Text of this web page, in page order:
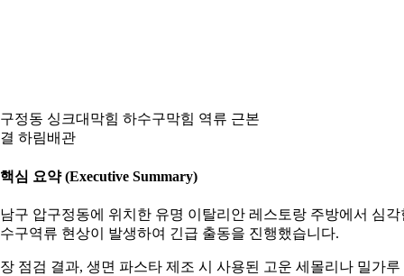
정동 싱크대막힘 하수구막힘 역류 근본
하림배관
심 요약 (Executive Summary)
구 압구정동에 위치한 유명 이탈리안 레스토랑 주방에서 심각
구역류 현상이 발생하여 긴급 출동을 진행했습니다.
점검 결과, 생면 파스타 제조 시 사용된 고운 세몰리나 밀가루